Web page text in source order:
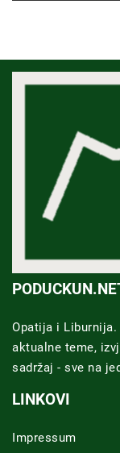
Opatija i
aktualne teme,
sadržaj - sve na
LINKOVI
Impressum